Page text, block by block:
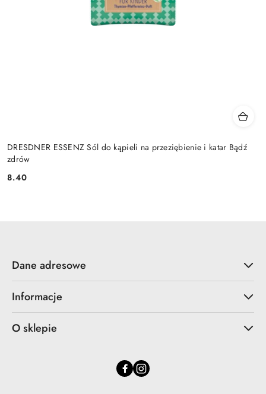
DRESDNER ESSENZ Sól do kąpieli na przeziębienie i katar Bądź
zdrów
Cena:
8.40
Dane adresowe
Informacje
O sklepie